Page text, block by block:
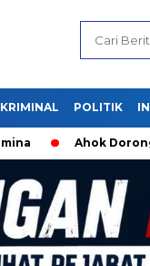
KRIMINAL POLITIK
Ahok Dorong Jaksa